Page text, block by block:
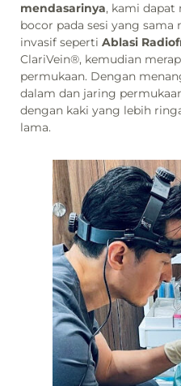
mendasarinya, kami dapat
bocor pada sesi yang
invasif seperti Ablasi
ClariVein®, kemudian
permukaan. Dengan
dalam dan jaring
dengan kaki yang lebih
lama.